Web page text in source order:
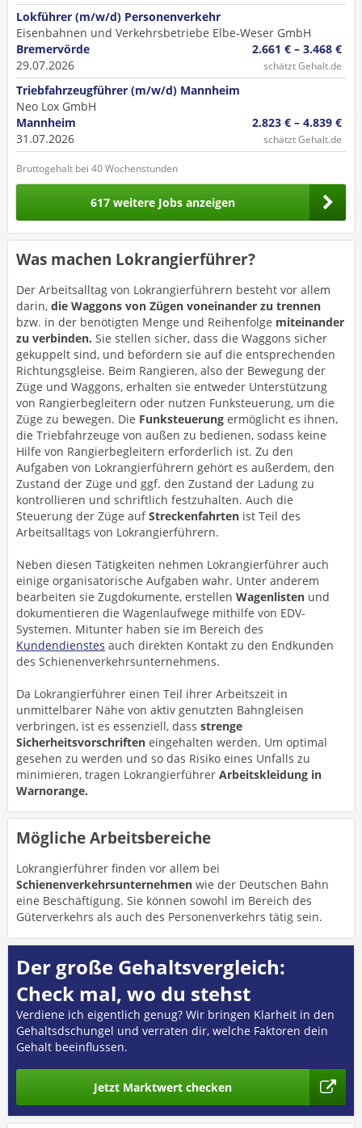
Lokführer (m/w/d) Personenverkehr
Eisenbahnen und Verkehrsbetriebe Elbe-Weser GmbH
Bremervörde
29.07.2026
2.661 € – 3.468 €
schätzt Gehalt.de
Triebfahrzeugführer (m/w/d) Mannheim
Neo Lox GmbH
Mannheim
31.07.2026
2.823 € – 4.839 €
schätzt Gehalt.de
Bruttogehalt bei 40 Wochenstunden
617 weitere Jobs anzeigen
Was machen Lokrangierführer?
Der Arbeitsalltag von Lokrangierführern besteht vor allem
darin, die Waggons von Zügen voneinander zu trennen
bzw. in der benötigten Menge und Reihenfolge miteinander
zu verbinden. Sie stellen sicher, dass die Waggons sicher
gekuppelt sind, und befördern sie auf die entsprechenden
Richtungsgleise. Beim Rangieren, also der Bewegung der
Züge und Waggons, erhalten sie entweder Unterstützung
von Rangierbegleitern oder nutzen Funksteuerung, um die
Züge zu bewegen. Die Funksteuerung ermöglicht es ihnen,
die Triebfahrzeuge von außen zu bedienen, sodass keine
Hilfe von Rangierbegleitern erforderlich ist. Zu den
Aufgaben von Lokrangierführern gehört es außerdem, den
Zustand der Züge und ggf. den Zustand der Ladung zu
kontrollieren und schriftlich festzuhalten. Auch die
Steuerung der Züge aufStreckenfahrten ist Teil des
Arbeitsalltags von Lokrangierführern.
Neben diesen Tätigkeiten nehmen Lokrangierführer auch
einige organisatorische Aufgaben wahr. Unter anderem
bearbeiten sie Zugdokumente, erstellen Wagenlisten und
dokumentieren die Wagenlaufwege mithilfe von EDV-
Systemen. Mitunter haben sie im Bereich des
Kundendienstes auch direkten Kontakt zu den Endkunden
des Schienenverkehrsunternehmens.
Da Lokrangierführer einen Teil ihrer Arbeitszeit in
unmittelbarer Nähe von aktiv genutzten Bahngleisen
verbringen, ist es essenziell, dass strenge
Sicherheitsvorschriften eingehalten werden. Um optimal
gesehen zu werden und so das Risiko eines Unfalls zu
minimieren, tragen Lokrangierführer Arbeitskleidung in
Warnorange.
Mögliche Arbeitsbereiche
Lokrangierführer finden vor allem bei
Schienenverkehrsunternehmen wie der Deutschen Bahn
eine Beschäftigung. Sie können sowohl im Bereich des
Güterverkehrs als auch des Personenverkehrs tätig sein.
Der große Gehaltsvergleich:
Check mal, wo du stehst
Verdiene ich eigentlich genug? Wir bringen Klarheit in den
Gehaltsdschungel und verraten dir, welche Faktoren dein
Gehalt beeinflussen.
Jetzt Marktwert checken